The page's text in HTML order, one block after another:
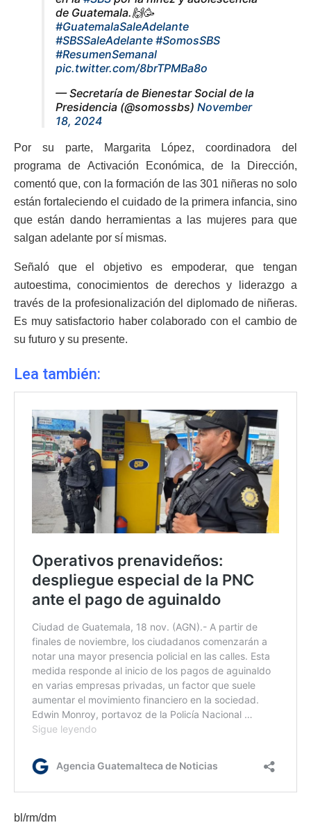
de Guatemala.🙌🥳
#GuatemalaSaleAdelante
#SBSSaleAdelante #SomosSBS
#ResumenSemanal
pic.twitter.com/8brTPMBa8o
— Secretaría de Bienestar Social de la
Presidencia (@somossbs) November
18, 2024
Por su parte, Margarita López, coordinadora del
programa de Activación Económica, de la Dirección,
comentó que, con la formación de las 301 niñeras no solo
están fortaleciendo el cuidado de la primera infancia, sino
que están dando herramientas a las mujeres para que
salgan adelante por sí mismas.
Señaló que el objetivo es empoderar, que tengan
autoestima, conocimientos de derechos y liderazgo a
través de la profesionalización del diplomado de niñeras.
Es muy satisfactorio haber colaborado con el cambio de
su futuro y su presente.
Lea también:
bl/rm/dm